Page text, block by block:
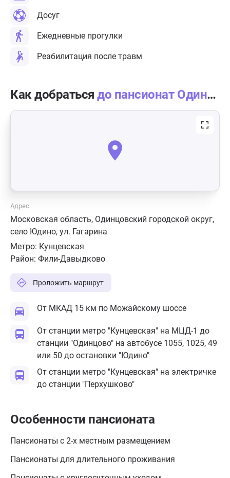
Досуг
Ежедневные прогулки
Реабилитация после травм
Как добратьсядо пансионат Одинцовский в село Юдино
Адрес
Московская область, Одинцовский городской округ,
село Юдино, ул. Гагарина
Метро: Кунцевская
Район: Фили-Давыдково
Проложить маршрут
От МКАД 15 км по Можайскому шоссе
От станции метро "Кунцевская" на МЦД-1 до
станции "Одинцово" на автобусе 1055, 1025, 49
или 50 до остановки "Юдино"
От станции метро "Кунцевская" на электричке
до станции "Перхушково"
Особенности пансионата
Пансионаты с 2-х местным размещением
Пансионаты для длительного проживания